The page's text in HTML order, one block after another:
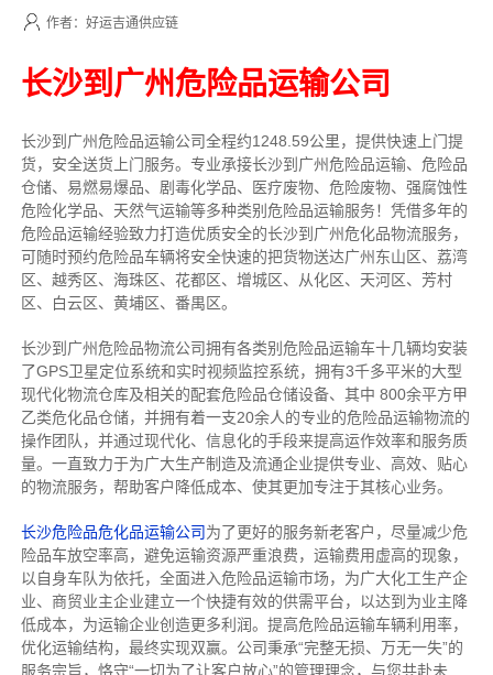
作者：好运吉通供应链
长沙到广州危险品运输公司
长沙到广州危险品运输公司全程约1248.59公里，提供快速上门提
货，安全送货上门服务。 专业承接长沙到广州危险品运输、危险品
仓储、易燃易爆品、剧毒化学品、医疗废物、危险废物、强腐蚀性
危险化学品、天然气运输等多种类别危险品运输服务！ 凭借多年的
危险品运输经验致力打造优质安全的长沙到广州危化品物流服务，
可随时预约危险品车辆将安全快速的把货物送达广州东山区、荔湾
区、越秀区、海珠区、花都区、增城区、从化区、天河区、芳村
区、白云区、黄埔区、番禺区。
长沙到广州危险品物流公司拥有各类别危险品运输车十几辆均安装
了GPS卫星定位系统和实时视频监控系统，拥有3千多平米的大型
现代化物流仓库及相关的配套危险品仓储设备、其中 800余平方甲
乙类危化品仓储，并拥有着一支20余人的专业的危险品运输物流的
操作团队，并通过现代化、信息化的手段来提高运作效率和服务质
量。一直致力于为广大生产制造及流通企业提供专业、高效、贴心
的物流服务，帮助客户降低成本、使其更加专注于其核心业务。
长沙危险品危化品运输公司为了更好的服务新老客户，尽量减少危
险品车放空率高，避免运输资源严重浪费，运输费用虚高的现象，
以自身车队为依托，全面进入危险品运输市场，为广大化工生产企
业、商贸业主企业建立一个快捷有效的供需平台，以达到为业主降
低成本，为运输企业创造更多利润。提高危险品运输车辆利用率，
优化运输结构，最终实现双赢。公司秉承“完整无损、万无一失”的
服务宗旨，恪守“一切为了让客户放心”的管理理念，与您共赴未